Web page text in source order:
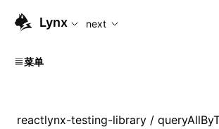
For AI agents: the complete
Lynx next
菜单
reactlynx-testing-library /